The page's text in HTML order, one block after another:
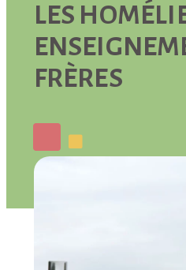
LES
FRÈRES